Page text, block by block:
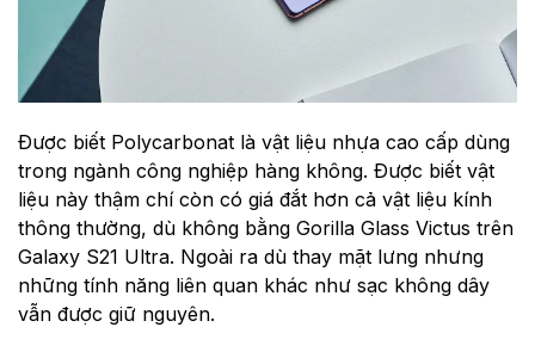
Được biết Polycarbonat là vật liệu nhựa cao cấp dùng
trong ngành công nghiệp hàng không. Được biết vật
liệu này thậm chí còn có giá đắt hơn cả vật liệu kính
thông thường, dù không bằng Gorilla Glass Victus trên
Galaxy S21 Ultra. Ngoài ra dù thay mặt lưng nhưng
những tính năng liên quan khác như sạc không dây
vẫn được giữ nguyên.